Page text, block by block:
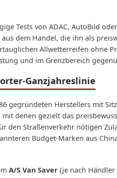
Tests von ADAC, AutoBild
dem Handel, die ihn als
Allwetterreifen ohne
und im Grenzbereich
Ganzjahreslinie
gegründeten Herstellers mit
denen gezielt das
Straßenverkehr nötigen
Budget-Marken aus
A/S Van Saver (je nach